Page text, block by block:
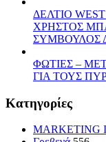
ΔΕΛΤΙΟ
ΧΡΗΣΤΟΣ
ΣΥΜΒΟΥΛΟΣ
ΦΩΤΙΕΣ –
ΓΙΑ ΤΟΥΣ
Kατηγορίες
MARKETING